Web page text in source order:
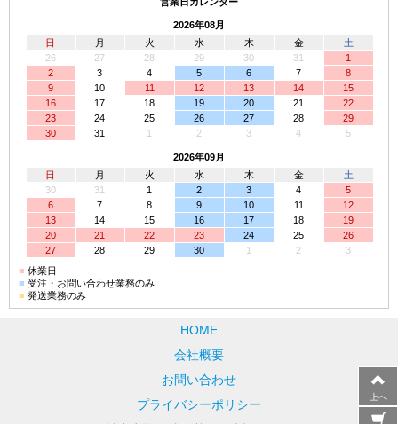
2026年08月
日
月 火 水 木 金
土
26
27 28 29 30 31
1
2
3 4 5 6 7
8
9
10 11 12 13 14
15
16
17 18 19 20 21
22
23
24 25 26 27 28
29
30
31 1 2 3 4 5
2026年09月
日
月 火 水 木 金
土
30
31 1 2 3 4
5
6
7 8 9 10 11
12
13
14 15 16 17 18
19
20
21 22 23 24 25
26
27
28 29 30 1 2
3
■ 休業日
■ 受注・お問い合わせ業務のみ
■ 発送業務のみ
HOME
会社概要
お問い合わせ
プライバシーポリシー
上へ